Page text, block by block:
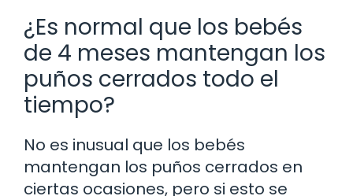
¿Es normal que los bebés
de 4 meses mantengan los
puños cerrados todo el
tiempo?
No es inusual que los bebés
mantengan los puños cerrados en
ciertas ocasiones, pero si esto se